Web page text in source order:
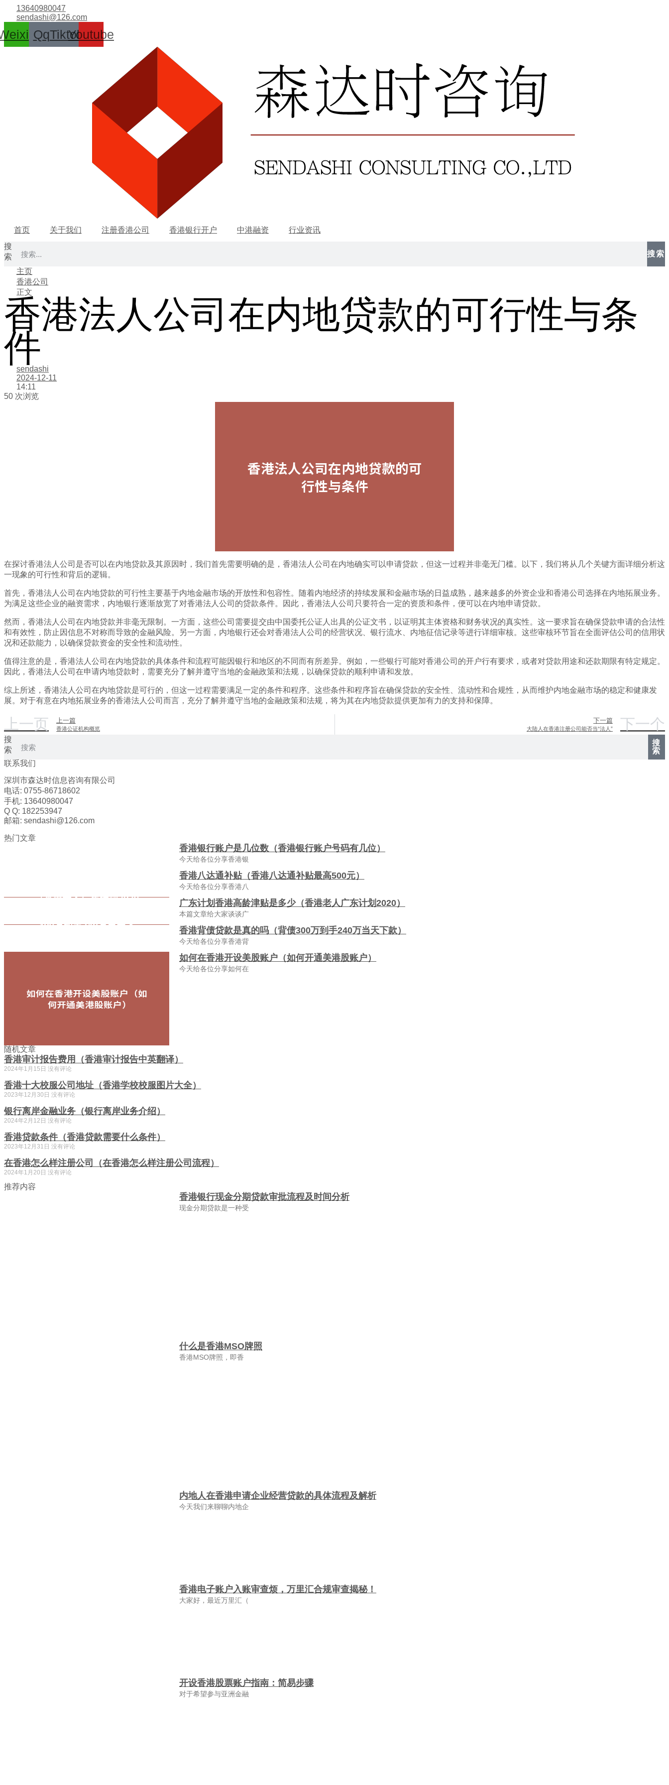
容
13640980047
sendashi@126.com
QqTiktokYoutube
首页 关于我们 注册香港公司 香港银行开户 中港融资
行业资讯
搜
索
搜索
主页
香港公司
正文
香港法人公司在内地贷款的可行性与条
件
sendashi
2024-12-11
14:11
50 次浏览
在探讨香港法人公司是否可以在内地贷款及其原因时，我们首先需要明确的是，香港法人公司在内地确实可以申请贷款，但这一过程并非毫无门槛。以下，我们将从几个关键方面详细分析这
一现象的可行性和背后的逻辑。
首先，香港法人公司在内地贷款的可行性主要基于内地金融市场的开放性和包容性。随着内地经济的持续发展和金融市场的日益成熟，越来越多的外资企业和香港公司选择在内地拓展业务。
为满足这些企业的融资需求，内地银行逐渐放宽了对香港法人公司的贷款条件。因此，香港法人公司只要符合一定的资质和条件，便可以在内地申请贷款。
然而，香港法人公司在内地贷款并非毫无限制。一方面，这些公司需要提交由中国委托公证人出具的公证文书，以证明其主体资格和财务状况的真实性。这一要求旨在确保贷款申请的合法性
和有效性，防止因信息不对称而导致的金融风险。另一方面，内地银行还会对香港法人公司的经营状况、银行流水、内地征信记录等进行详细审核。这些审核环节旨在全面评估公司的信用状
况和还款能力，以确保贷款资金的安全性和流动性。
值得注意的是，香港法人公司在内地贷款的具体条件和流程可能因银行和地区的不同而有所差异。例如，一些银行可能对香港公司的开户行有要求，或者对贷款用途和还款期限有特定规定。
因此，香港法人公司在申请内地贷款时，需要充分了解并遵守当地的金融政策和法规，以确保贷款的顺利申请和发放。
综上所述，香港法人公司在内地贷款是可行的，但这一过程需要满足一定的条件和程序。这些条件和程序旨在确保贷款的安全性、流动性和合规性，从而维护内地金融市场的稳定和健康发
展。对于有意在内地拓展业务的香港法人公司而言，充分了解并遵守当地的金融政策和法规，将为其在内地贷款提供更加有力的支持和保障。
上一页 上一篇
香港公证机构概览
下一篇
大陆人在香港注册公司能否当“法人” 下一个
搜
索
搜
索
联系我们
深圳市森达时信息咨询有限公司
电话: 0755-86718602
手机: 13640980047
Q Q: 182253947
邮箱: sendashi@126.com
热门文章
香港银行账户是几位数（香港银行账户号码有几位）
今天给各位分享香港银
香港八达通补贴（香港八达通补贴最高500元）
今天给各位分享香港八
广东计划香港高龄津贴是多少（香港老人广东计划2020）
本篇文章给大家谈谈广
香港背债贷款是真的吗（背债300万到手240万当天下款）
今天给各位分享香港背
如何在香港开设美股账户（如何开通美港股账户）
今天给各位分享如何在
随机文章
香港审计报告费用（香港审计报告中英翻译）
2024年1月15日 没有评论
香港十大校服公司地址（香港学校校服图片大全）
2023年12月30日 没有评论
银行离岸金融业务（银行离岸业务介绍）
2024年2月12日 没有评论
香港贷款条件（香港贷款需要什么条件）
2023年12月31日 没有评论
在香港怎么样注册公司（在香港怎么样注册公司流程）
2024年1月20日 没有评论
推荐内容
香港银行现金分期贷款审批流程及时间分析
现金分期贷款是一种受
什么是香港MSO牌照
香港MSO牌照，即香
内地人在香港申请企业经营贷款的具体流程及解析
今天我们来聊聊内地企
香港电子账户入账审查烦，万里汇合规审查揭秘！
大家好，最近万里汇（
开设香港股票账户指南：简易步骤
对于希望参与亚洲金融